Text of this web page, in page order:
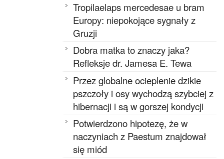
Tropilaelaps mercedesae u bram
Europy: niepokojące sygnały z
Gruzji
Dobra matka to znaczy jaka?
Refleksje dr. Jamesa E. Tewa
Przez globalne ocieplenie dzikie
pszczoły i osy wychodzą szybciej z
hibernacji i są w gorszej kondycji
Potwierdzono hipotezę, że w
naczyniach z Paestum znajdował
się miód